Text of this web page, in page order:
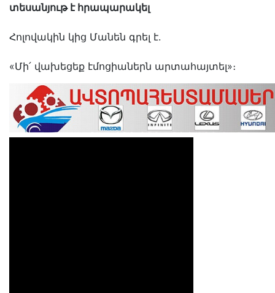
տեսանյութ է հրապարակել
Հոլովակին կից Մանեն գրել է.
«Մի՛ վախեցեք էմոցիաներն արտահայտել»։